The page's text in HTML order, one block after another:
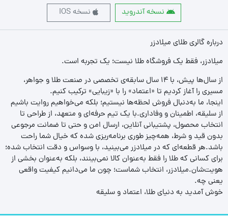
نسخه آندروید
نسخه IOS
درباره گالری طلای میلادزر
میلادزر، فقط یک فروشگاه طلا نیست؛ یک تجربه‌ است.
از سال‌ها پیش، با ۱۴ سال سابقه‌ی تخصصی در صنعت طلا و جواهر،
مسیری را آغاز کردیم تا «اعتماد» را با «زیبایی» ترکیب کنیم.
اینجا، ما به‌دنبال فروش لحظه‌ها نیستیم؛ بلکه می‌خواهیم روایت باشیم
از سلیقه، اطمینان و وفاداری.با یک تیم حرفه‌ای و متعهد، از طراحی تا
انتخاب محصول، پشتیبانی آنلاین، ارسال امن و حتی تا ضمانت مرجوعی
بدون قید و شرط، همه‌چیز طوری برنامه‌ریزی شده که خیال شما راحت
باشد.هر قطعه‌ای که در میلادزر می‌بینید، با وسواس و دقت انتخاب شده؛
برای کسانی که طلا را فقط به‌عنوان کالا نمی‌بینند، بلکه به‌عنوان بخشی از
هویت‌شان.میلادزر، انتخاب شماست؛ چون ما می‌دانیم کیفیت واقعی
یعنی چه.
خوش آمدید به دنیای طلا، اعتماد و سلیقه